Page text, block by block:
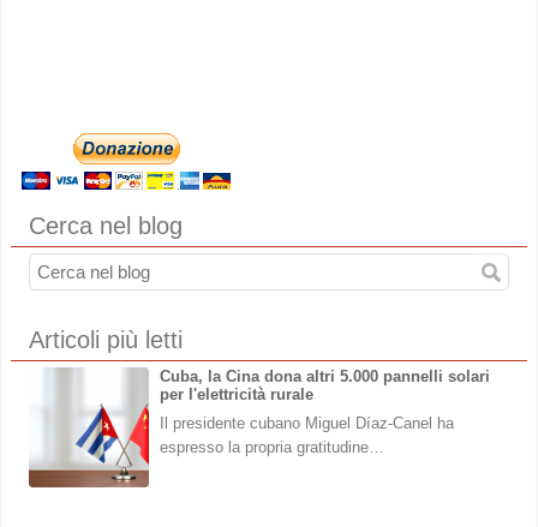
Cerca nel blog
Articoli più letti
Cuba, la Cina dona altri 5.000 pannelli solari
per l'elettricità rurale
Il presidente cubano Miguel Díaz-Canel ha
espresso la propria gratitudine…